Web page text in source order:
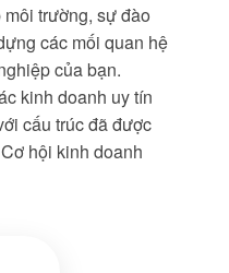
trường, sự đào
các mối quan hệ
của bạn.
kinh doanh uy tín
cấu trúc đã được
hội kinh doanh